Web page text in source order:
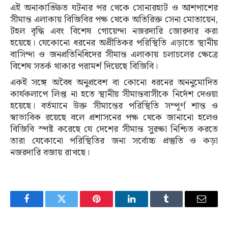
এই অনাকাঙ্ক্ষিত ঘটনার পর থেকে সোনারহাট ও আশপাশের
সীমান্ত এলাকায় বিজিবির পক্ষ থেকে অতিরিক্ত সেনা মোতায়েন,
টহল বৃদ্ধি এবং বিশেষ গোয়েন্দা নজরদারি জোরদার করা
হয়েছে। যেকোনো ধরনের অপ্রীতিকর পরিস্থিতি এড়াতে স্থানীয়
বাসিন্দা ও জনপ্রতিনিধিদের সীমান্ত এলাকায় চলাচলের ক্ষেত্রে
বিশেষ সতর্ক থাকার পরামর্শ দিয়েছে বিজিবি।
একই সঙ্গে অবৈধ অনুপ্রবেশ বা কোনো ধরনের অননুমোদিত
কার্যকলাপে লিপ্ত না হতে স্থানীয় সীমান্তবাসীকে নির্দেশ দেওয়া
হয়েছে। বর্তমানে উক্ত সীমান্তের পরিস্থিতি সম্পূর্ণ শান্ত ও
স্বাভাবিক রয়েছে বলে প্রশাসনের পক্ষ থেকে জানানো হলেও
বিজিবি স্পষ্ট করেছে যে দেশের সীমান্ত সুরক্ষা নিশ্চিত করতে
তারা যেকোনো পরিস্থিতির জন্য সর্বোচ্চ প্রস্তুতি ও কড়া
নজরদারি বজায় রাখছে।
FacebookTwitter Pinterest LinkedInTumblr Email